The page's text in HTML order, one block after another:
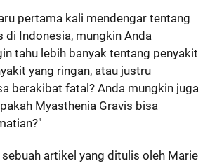
pertama kali mendengar tentang
di Indonesia, mungkin Anda
tahu lebih banyak tentang penyakit
yang ringan, atau justru
berakibat fatal? Anda mungkin juga
Myasthenia Gravis bisa
artikel yang ditulis oleh Marie